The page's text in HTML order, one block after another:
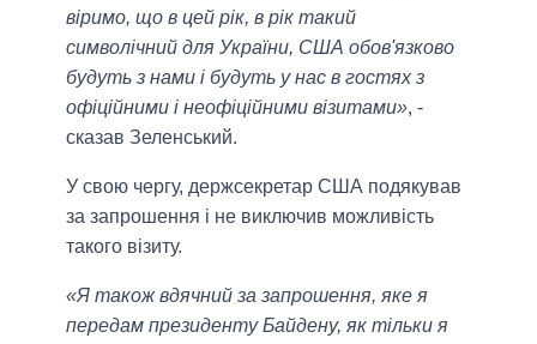
віримо, що в цей рік, в рік такий
символічний для України, США обов'язково
будуть з нами і будуть у нас в гостях з
офіційними і неофіційними візитами», -
сказав Зеленський.
У свою чергу, держсекретар США подякував
за запрошення і не виключив можливість
такого візиту.
«Я також вдячний за запрошення, яке я
передам президенту Байдену, як тільки я